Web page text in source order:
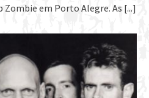
Zombie em Porto Alegre. As [...]